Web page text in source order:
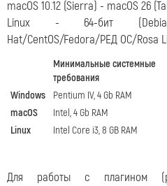
macOS 10.12 (Sierra) - macOS 26
Linux - 64-бит (Debian/
Hat/CentOS/Fedora/РЕД ОС/Rosa
Минимальные системные
требования
Windows
Pentium IV, 4 Gb RAM
macOS
Intel, 4 Gb RAM
Linux
Intel Core i3, 8 GB RAM
Для работы с плагином